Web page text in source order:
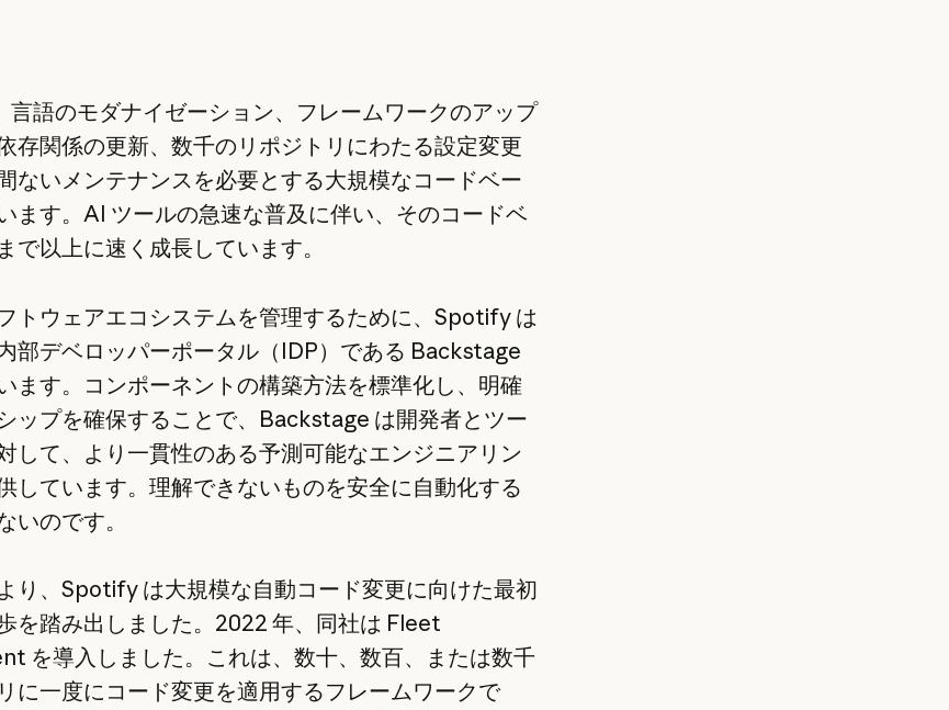
語のモダナイゼーション、フレームワークのアップ
存関係の更新、数千のリポジトリにわたる設定変更
ないメンテナンスを必要とする大規模なコードベー
ます。AI ツールの急速な普及に伴い、そのコードベ
で以上に速く成長しています。
トウェアエコシステムを管理するために、Spotify は
部デベロッパーポータル（IDP）である Backstage
ます。コンポーネントの構築方法を標準化し、明確
ップを確保することで、Backstage は開発者とツー
して、より一貫性のある予測可能なエンジニアリン
しています。理解できないものを安全に自動化する
いのです。
り、Spotify は大規模な自動コード変更に向けた最初
を踏み出しました。2022 年、同社は Fleet
を導入しました。これは、数十、数百、または数千
に一度にコード変更を適用するフレームワークで